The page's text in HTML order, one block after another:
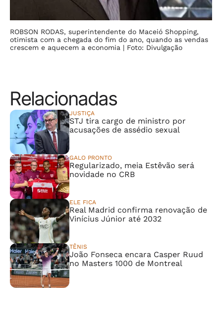
ROBSON RODAS, superintendente do Maceió Shopping,
otimista com a chegada do fim do ano, quando as vendas
crescem e aquecem a economia | Foto: Divulgação
Relacionadas
JUSTIÇA
STJ tira cargo de ministro por
acusações de assédio sexual
GALO PRONTO
Regularizado, meia Estêvão será
novidade no CRB
ELE FICA
Real Madrid confirma renovação de
Vinícius Júnior até 2032
TÊNIS
João Fonseca encara Casper Ruud
no Masters 1000 de Montreal